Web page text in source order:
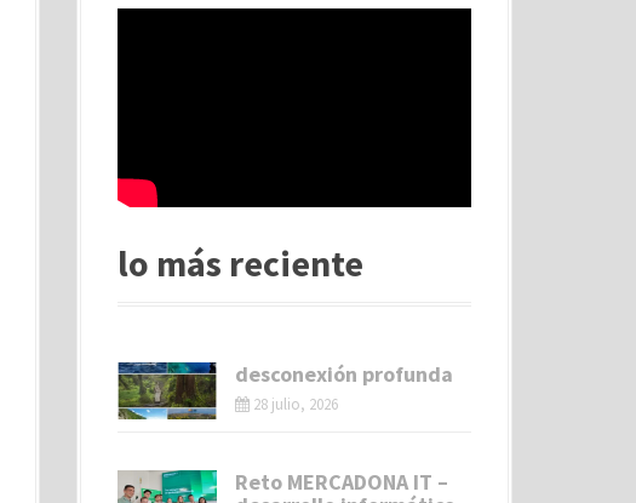
lo más reciente
desconexión profunda
28 julio, 2026
Reto MERCADONA IT –